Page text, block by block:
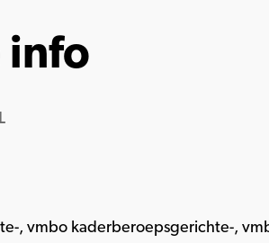
info
, vmbo kaderberoepsgerichte-,